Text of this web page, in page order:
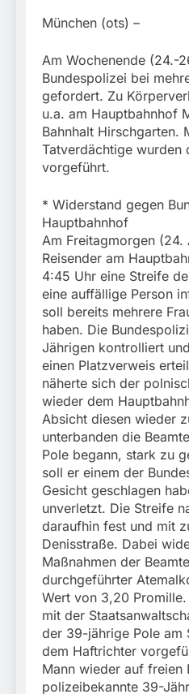
München (ots) –
Am Wochenende (24.-
Bundespolizei bei
gefordert. Zu
u.a. am Hauptbahnhof
Bahnhalt Hirschgarten.
Tatverdächtige wurden
vorgeführt.
* Widerstand gegen
Hauptbahnhof
Am Freitagmorgen (24.
Reisender am
4:45 Uhr eine Streife
eine auffällige Person
soll bereits mehrere
haben. Die
Jährigen kontrolliert
einen Platzverweis
näherte sich der
wieder dem
Absicht diesen wieder
unterbanden die
Pole begann, stark zu
soll er einem der
Gesicht geschlagen
unverletzt. Die Streife
daraufhin fest und mit
Denisstraße. Dabei
Maßnahmen der
durchgeführter
Wert von 3,20
mit der
der 39-jährige Pole am
dem Haftrichter
Mann wieder auf freien
polizeibekannte 39-